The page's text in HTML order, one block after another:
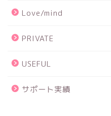
Love/mind
PRIVATE
USEFUL
サポート実績